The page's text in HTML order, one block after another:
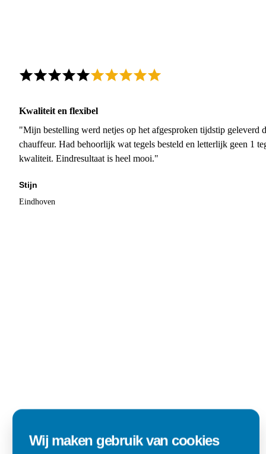
Kwaliteit en flexibel
"Mijn bestelling werd netjes op het afgesproken tijdstip geleverd
chauffeur. Had behoorlijk wat tegels besteld en letterlijk geen 1
kwaliteit. Eindresultaat is heel mooi."
Stijn
Eindhoven
Wij maken gebruik van cookies